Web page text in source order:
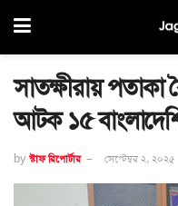
সাতক্ষীরায় পতাকা
আটক ১৫
by স্টাফ রিপোর্টার সেপ্টেম্বর ২, ২০২৫